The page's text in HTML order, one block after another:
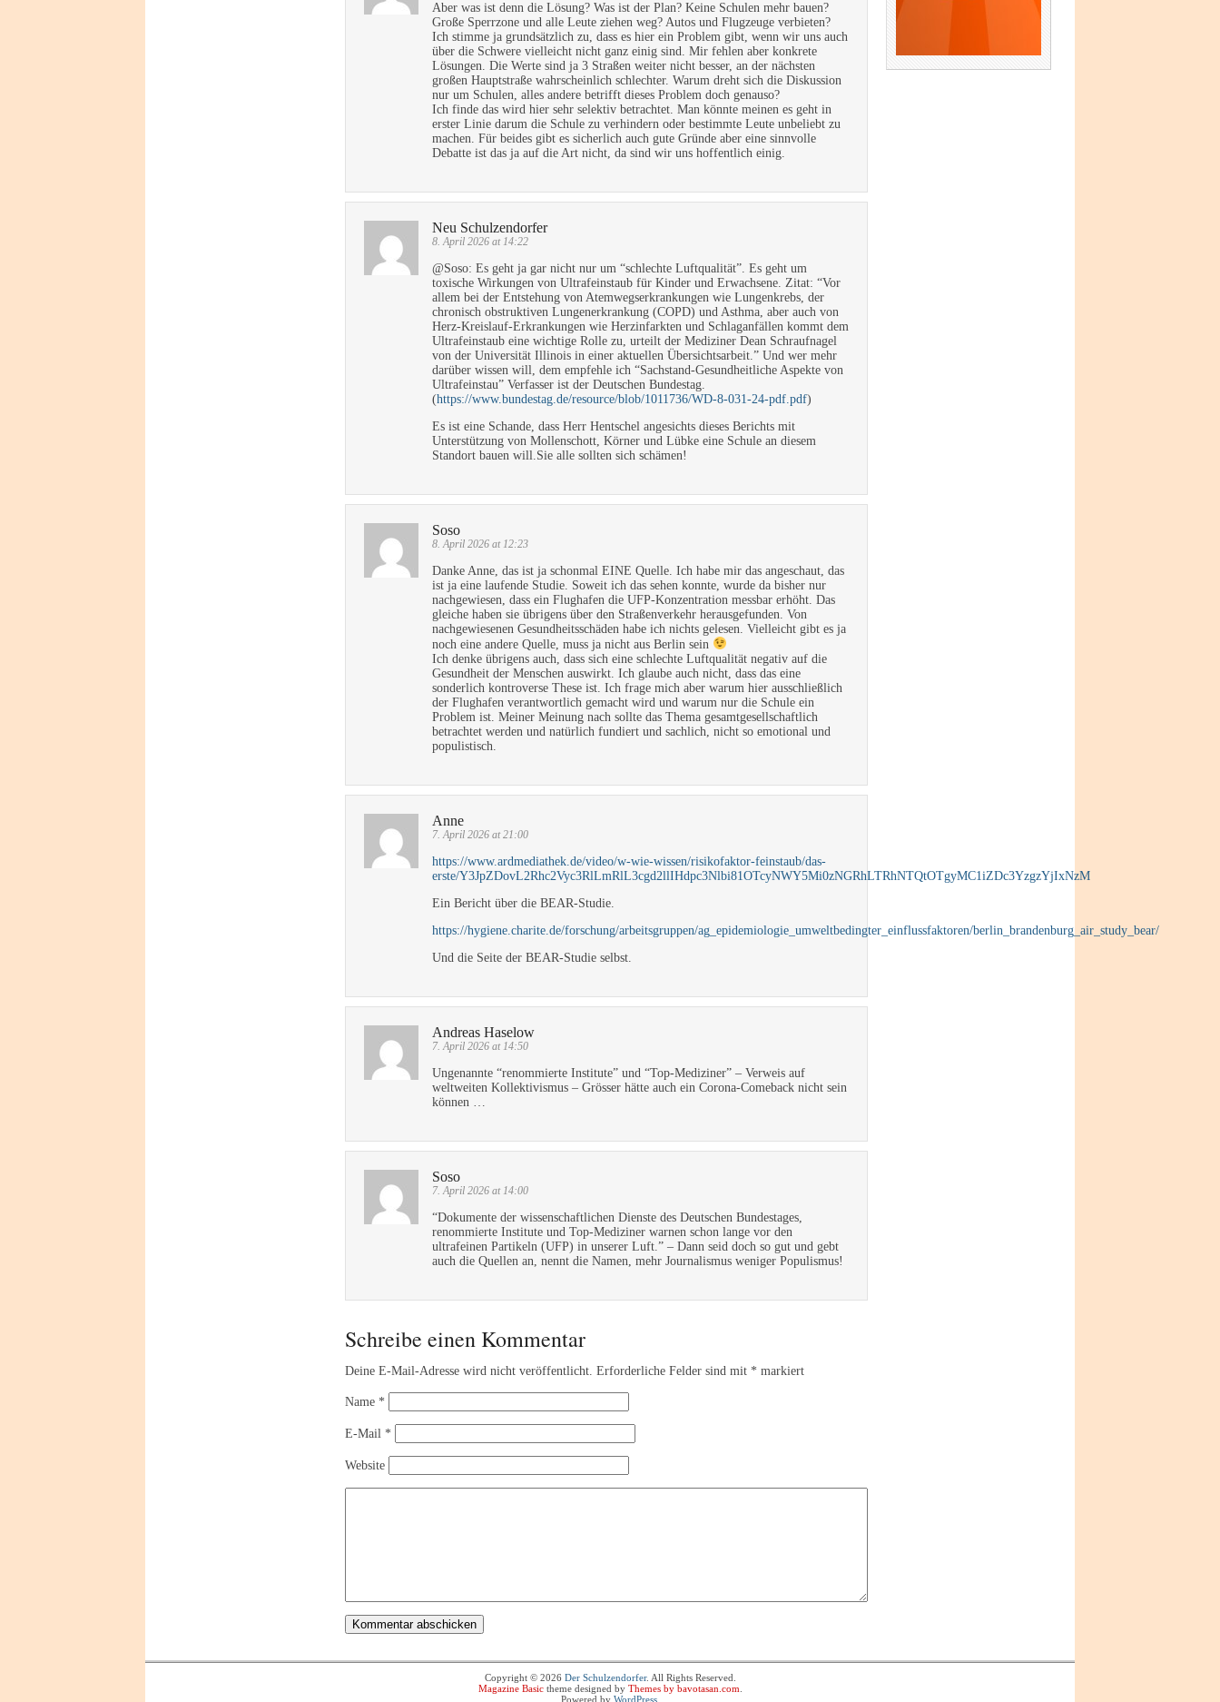
Aber was ist denn die Lösung? Was ist der Plan? Keine Schulen mehr bauen?
Große Sperrzone und alle Leute ziehen weg? Autos und Flugzeuge verbieten?
Ich stimme ja grundsätzlich zu, dass es hier ein Problem gibt, wenn wir uns auch
über die Schwere vielleicht nicht ganz einig sind. Mir fehlen aber konkrete
Lösungen. Die Werte sind ja 3 Straßen weiter nicht besser, an der nächsten
großen Hauptstraße wahrscheinlich schlechter. Warum dreht sich die Diskussion
nur um Schulen, alles andere betrifft dieses Problem doch genauso?
Ich finde das wird hier sehr selektiv betrachtet. Man könnte meinen es geht in
erster Linie darum die Schule zu verhindern oder bestimmte Leute unbeliebt zu
machen. Für beides gibt es sicherlich auch gute Gründe aber eine sinnvolle
Debatte ist das ja auf die Art nicht, da sind wir uns hoffentlich einig.
Neu Schulzendorfer
8. April 2026 at 14:22
@Soso: Es geht ja gar nicht nur um “schlechte Luftqualität”. Es geht um
toxische Wirkungen von Ultrafeinstaub für Kinder und Erwachsene. Zitat: “Vor
allem bei der Entstehung von Atemwegserkrankungen wie Lungenkrebs, der
chronisch obstruktiven Lungenerkrankung (COPD) und Asthma, aber auch von
Herz-Kreislauf-Erkrankungen wie Herzinfarkten und Schlaganfällen kommt dem
Ultrafeinstaub eine wichtige Rolle zu, urteilt der Mediziner Dean Schraufnagel
von der Universität Illinois in einer aktuellen Übersichtsarbeit.” Und wer mehr
darüber wissen will, dem empfehle ich “Sachstand-Gesundheitliche Aspekte von
Ultrafeinstau” Verfasser ist der Deutschen Bundestag.
(https://www.bundestag.de/resource/blob/1011736/WD-8-031-24-pdf.pdf)
Es ist eine Schande, dass Herr Hentschel angesichts dieses Berichts mit
Unterstützung von Mollenschott, Körner und Lübke eine Schule an diesem
Standort bauen will.Sie alle sollten sich schämen!
Soso
8. April 2026 at 12:23
Danke Anne, das ist ja schonmal EINE Quelle. Ich habe mir das angeschaut, das
ist ja eine laufende Studie. Soweit ich das sehen konnte, wurde da bisher nur
nachgewiesen, dass ein Flughafen die UFP-Konzentration messbar erhöht. Das
gleiche haben sie übrigens über den Straßenverkehr herausgefunden. Von
nachgewiesenen Gesundheitsschäden habe ich nichts gelesen. Vielleicht gibt es ja
noch eine andere Quelle, muss ja nicht aus Berlin sein
Ich denke übrigens auch, dass sich eine schlechte Luftqualität negativ auf die
Gesundheit der Menschen auswirkt. Ich glaube auch nicht, dass das eine
sonderlich kontroverse These ist. Ich frage mich aber warum hier ausschließlich
der Flughafen verantwortlich gemacht wird und warum nur die Schule ein
Problem ist. Meiner Meinung nach sollte das Thema gesamtgesellschaftlich
betrachtet werden und natürlich fundiert und sachlich, nicht so emotional und
populistisch.
Anne
7. April 2026 at 21:00
https://www.ardmediathek.de/video/w-wie-wissen/risikofaktor-feinstaub/das-
erste/Y3JpZDovL2Rhc2Vyc3RlLmRlL3cgd2llIHdpc3Nlbi81OTcyNWY5Mi0zNGRhLTRhNTQtOTgyMC1iZDc3YzgzYjIxNzM
Ein Bericht über die BEAR-Studie.
https://hygiene.charite.de/forschung/arbeitsgruppen/ag_epidemiologie_umweltbedingter_einflussfaktoren/berlin_brandenburg_air_study_bear/
Und die Seite der BEAR-Studie selbst.
Andreas Haselow
7. April 2026 at 14:50
Ungenannte “renommierte Institute” und “Top-Mediziner” – Verweis auf
weltweiten Kollektivismus – Grösser hätte auch ein Corona-Comeback nicht sein
können …
Soso
7. April 2026 at 14:00
“Dokumente der wissenschaftlichen Dienste des Deutschen Bundestages,
renommierte Institute und Top-Mediziner warnen schon lange vor den
ultrafeinen Partikeln (UFP) in unserer Luft.” – Dann seid doch so gut und gebt
auch die Quellen an, nennt die Namen, mehr Journalismus weniger Populismus!
Schreibe einen Kommentar
Deine E-Mail-Adresse wird nicht veröffentlicht. Erforderliche Felder sind mit * markiert
Name *
E-Mail *
Website
Copyright © 2026 Der Schulzendorfer. All Rights Reserved.
Magazine Basictheme designed by Themes by bavotasan.com
Powered by WordPress.